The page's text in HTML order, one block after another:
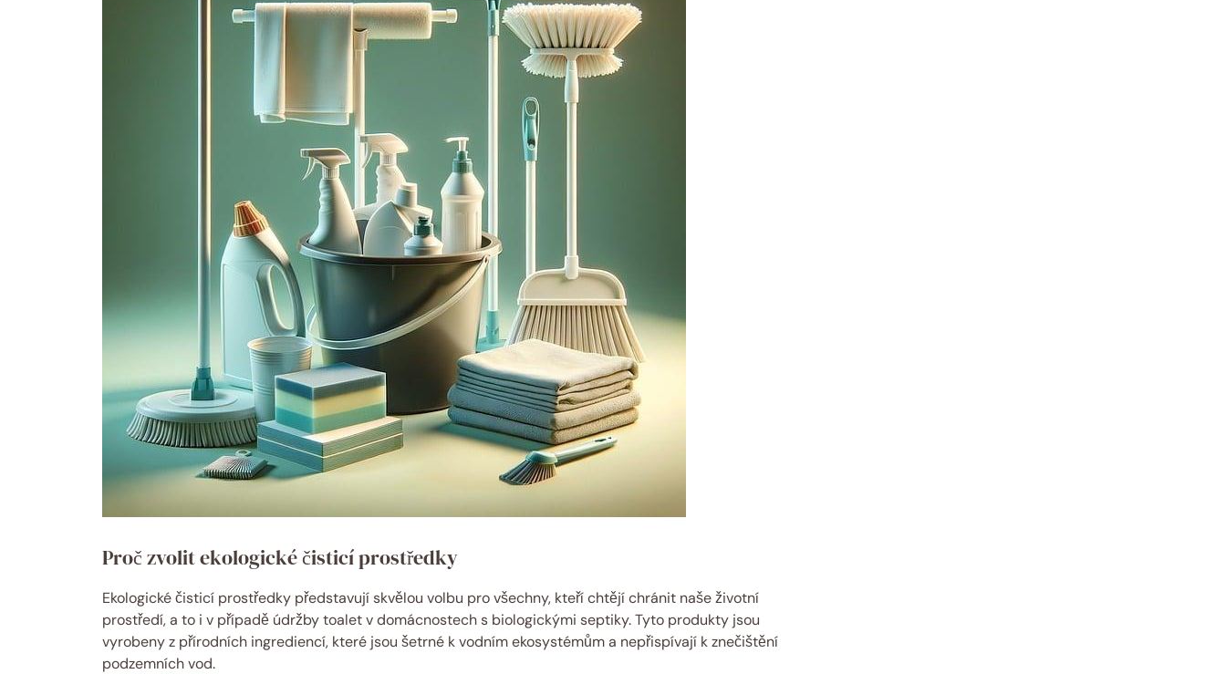
Proč⁤ zvolit ​ekologické čisticí prostředky
Ekologické čisticí prostředky představují skvělou‍ volbu pro všechny, kteří chtějí‌ chránit naše životní
prostředí, ​a ‌to⁣ i v případě údržby toalet ⁤v‍ domácnostech s ‍biologickými ‌septiky. Tyto produkty jsou
vyrobeny z ⁤přírodních ingrediencí,⁢ které jsou šetrné k vodním ekosystémům a ⁤nepřispívají k ‌znečištění
podzemních vod.